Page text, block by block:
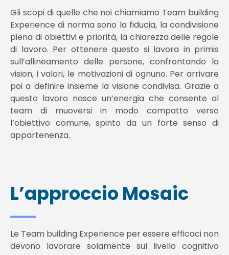
Gli scopi di quelle che noi chiamiamo Team building
Experience di norma sono la fiducia, la condivisione
piena di obiettivi e priorità, la chiarezza delle regole
di lavoro. Per ottenere questo si lavora in primis
sull’allineamento delle persone, confrontando la
vision, i valori, le motivazioni di ognuno. Per arrivare
poi a definire insieme la visione condivisa. Grazie a
questo lavoro nasce un’energia che consente al
team di muoversi in modo compatto verso
l’obiettivo comune, spinto da un forte senso di
appartenenza.
L’approccio Mosaic
Le Team building Experience per essere efficaci non
devono lavorare solamente sul livello cognitivo